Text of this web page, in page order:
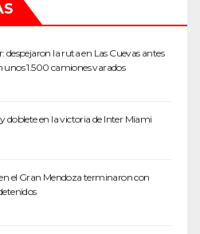
despejaron la ruta en Las Cuevas antes
1.500 camiones varados
doblete en la victoria de Inter Miami
el Gran Mendoza terminaron con